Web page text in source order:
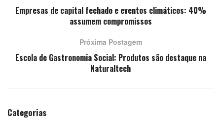
Empresas de capital fechado e eventos climáticos: 40%
assumem compromissos
Próxima Postagem
Escola de Gastronomia Social: Produtos são destaque na
Naturaltech
Categorias